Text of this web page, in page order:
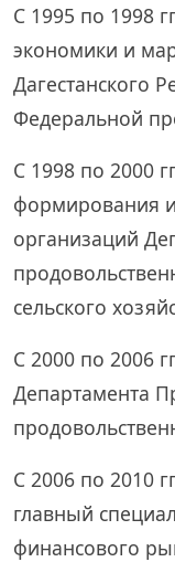
С 1995 по 1998
экономики и
Дагестанского
Федеральной
С 1998 по 2000
формирования
организаций
сельского
С 2000 по 2006
Департамента
С 2006 по 2010
главный
финансового